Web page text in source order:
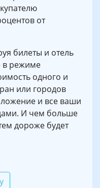
от
билеты и отель
в режиме
одного и
или городов
и все ваши
И чем больше
дороже будет